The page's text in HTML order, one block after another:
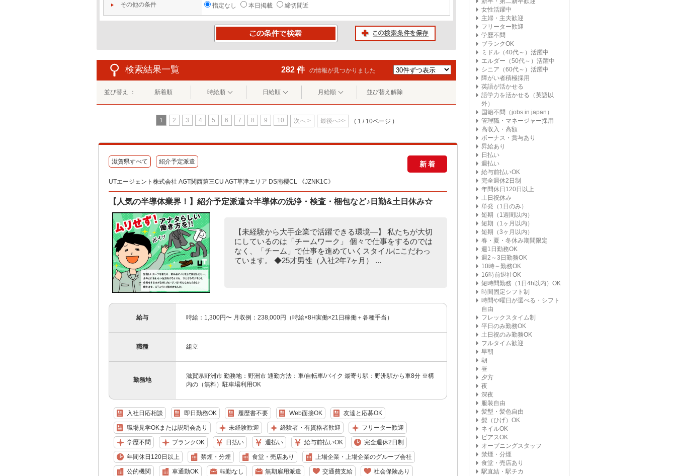
その他の条件 指定なし 本日掲載 締切間近
検索結果一覧 282 件 の情報が見つかりました
並び替え ： 新着順 時給順 日給順 月給順 並び替え解除
1 2 3 4 5 6 7 8 9 10 次へ > 最後へ>> ( 1 / 10ページ )
滋賀県すべて 紹介予定派遣 新着
UTエージェント株式会社 AGT関西第三CU AGT草津エリア DS南櫻CL 《JZNK1C》
【人気の半導体業界！】紹介予定派遣☆半導体の洗浄・検査・梱包など♪日勤&土日休み☆
【未経験から大手企業で活躍できる環境―】 私たちが大切
にしているのは「チームワーク」 個々で仕事をするのでは
なく、「チーム」で仕事を進めていくスタイルにこだわっ
ています。 ◆25才男性（入社2年7ヶ月） ...
給与 時給：1,300円〜 月収例：238,000円（時給×8H実働×21日稼働＋各種手当）
職種 組立
勤務地
滋賀県野洲市 勤務地：野洲市 通勤方法：車/自転車/バイク 最寄り駅：野洲駅から車8分 ※構
内の（無料）駐車場利用OK
入社日応相談 即日勤務OK 履歴書不要 Web面接OK 友達と応募OK
職場見学OKまたは説明会あり 未経験歓迎 経験者・有資格者歓迎 フリーター歓迎
学歴不問 ブランクOK 日払い 週払い 給与前払いOK 完全週休2日制
年間休日120日以上 禁煙・分煙 食堂・売店あり 上場企業・上場企業のグループ会社
公的機関 車通勤OK 転勤なし 無期雇用派遣 交通費支給 社会保険あり
女性活躍中
主婦・主夫歓迎
フリーター歓迎
学歴不問
ブランクOK
ミドル（40代～）活躍中
エルダー（50代～）活躍中
シニア（60代～）活躍中
障がい者積極採用
英語が活かせる
語学力を活かせる（英語以
外）
国籍不問（jobs in japan）
管理職・マネージャー採用
高収入・高額
ボーナス・賞与あり
昇給あり
日払い
週払い
給与前払いOK
完全週休2日制
年間休日120日以上
土日祝休み
単発（1日のみ）
短期（1週間以内）
短期（1ヶ月以内）
短期（3ヶ月以内）
春・夏・冬休み期間限定
週1日勤務OK
週2～3日勤務OK
10時～勤務OK
16時前退社OK
短時間勤務（1日4h以内）OK
時間固定シフト制
時間や曜日が選べる・シフト
自由
フレックスタイム制
平日のみ勤務OK
土日祝のみ勤務OK
フルタイム歓迎
早朝
朝
昼
夕方
夜
深夜
服装自由
髪型・髪色自由
髭（ひげ）OK
ネイルOK
ピアスOK
オープニングスタッフ
禁煙・分煙
食堂・売店あり
駅直結・駅チカ